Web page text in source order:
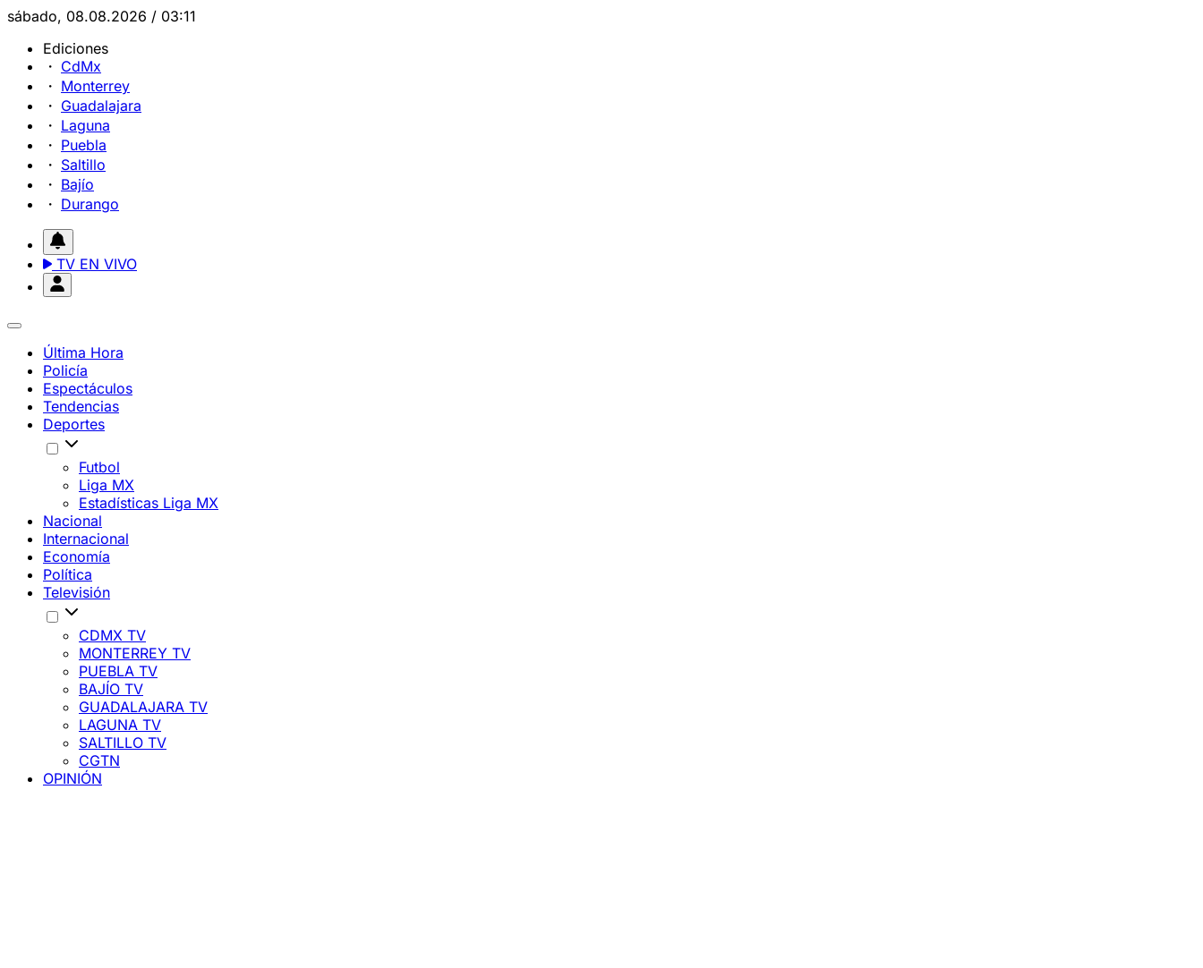
sábado, 08.08.2026 / 03:11
Ediciones
CdMx
Monterrey
Guadalajara
Laguna
Puebla
Saltillo
Bajío
Durango
TV EN VIVO
Última Hora
Policía
Espectáculos
Tendencias
Deportes
Futbol
Liga MX
Estadísticas Liga MX
Nacional
Internacional
Economía
Política
Televisión
CDMX TV
MONTERREY TV
PUEBLA TV
BAJÍO TV
GUADALAJARA TV
LAGUNA TV
SALTILLO TV
CGTN
OPINIÓN